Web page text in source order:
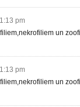
pm
un
pm
un